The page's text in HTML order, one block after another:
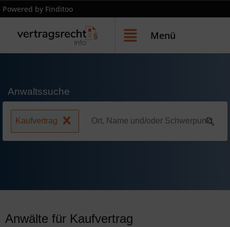
Powered by Finditoo
Menü
Anwaltssuche
Kaufvertrag
Anwälte für Kaufvertrag